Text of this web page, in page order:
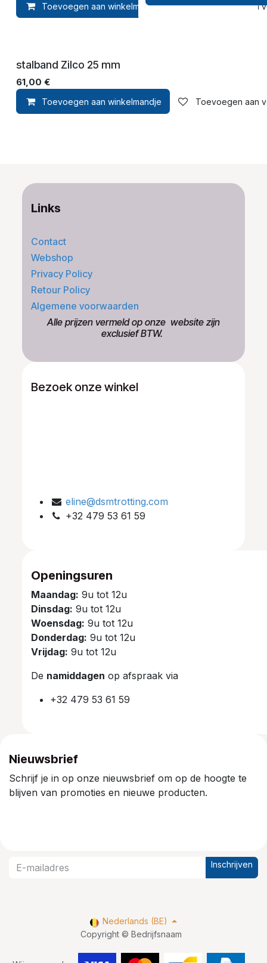
Toevoegen aan winkelmandje Toevoegen aan
stalband Zilco 25 mm
61,00 €
Toevoegen aan winkelmandje Toevoegen aan
Links
Contact
Webshop
Privacy Policy
Retour Policy
Algemene voorwaarden
​Alle prijzen vermeld op onze ​website zijn
exclusief BTW.
Bezoek onze winkel
eline@dsmtrotting.com
+32 479 53 61 59
Openingsuren
Maandag: 9u tot 12u
Dinsdag: 9u tot 12u
Woensdag: 9u tot 12u
Donderdag: 9u tot 12u
Vrijdag: 9u tot 12u
De namiddagen op afspraak via
+32 479 53 61 59
Nieuwsbrief
Schrijf je in op onze nieuwsbrief om op de hoogte te
blijven van promoties en nieuwe producten.
Inschrijven
Copyright © Bedrijfsnaam
Nederlands (BE)